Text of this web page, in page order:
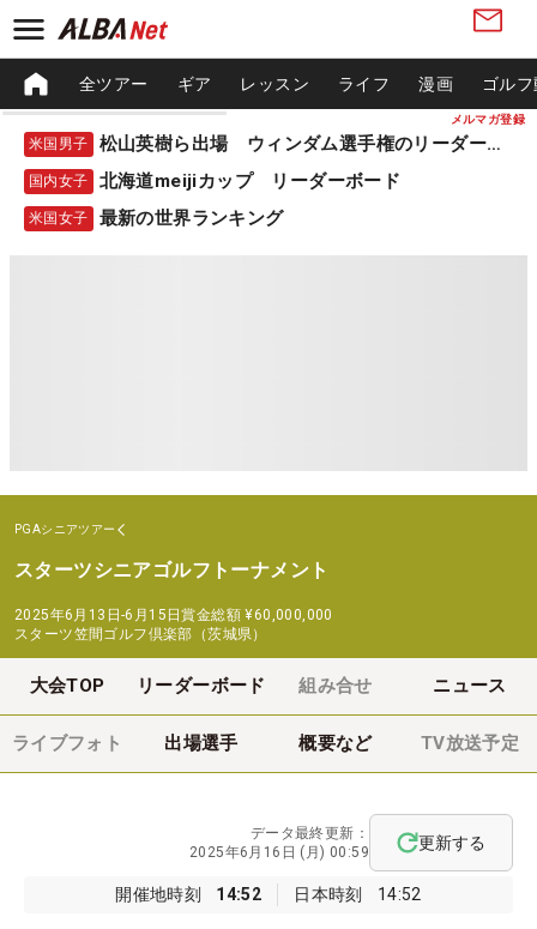
メルマガ登録
全ツアー ギア レッスン ライフ 漫画 ゴル
米国男子 松山英樹ら出場 ウィンダム選手権のリーダーボード
国内女子 北海道meijiカップ リーダーボード
米国女子 最新の世界ランキング
PGAシニアツアー
スターツシニアゴルフトーナメント
2025年6月13日-6月15日賞金総額 ¥60,000,000
スターツ笠間ゴルフ倶楽部（茨城県）
大会TOP リーダーボード 組み合せ ニュース
ライブフォト 出場選手 概要など TV放送予定
開催地時刻 14:52 日本時刻 14:52
データ最終更新：
2025年6月16日 (月) 00:59
更新する